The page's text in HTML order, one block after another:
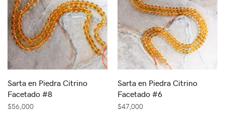
Sarta en Piedra Citrino
Facetado #8
$56,000
Sarta en Piedra Citrino
Facetado #6
$47,000